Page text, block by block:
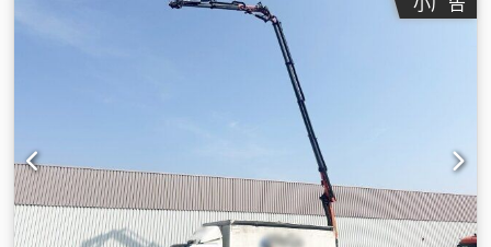
, 装载空间长度:6,340 毫米
, 装载空间宽度:
, 设备:
航, 导航系统, 差速锁, 座椅加热器, 拖车连接装置, 牵引力控制, 电
子稳定程序 (ESP), 空调, 起重机, 车载电脑, 防抱死制动系统
(ABS), 附加前照灯, 雾灯, 驻车加热器, 驾驶室